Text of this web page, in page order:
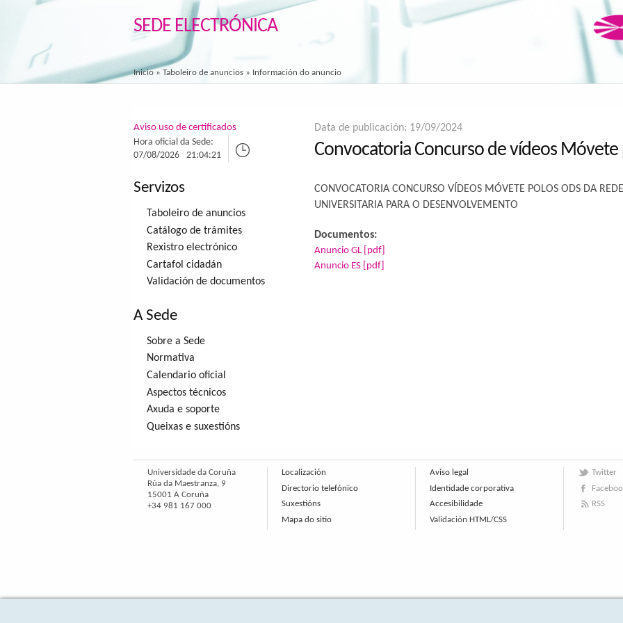
SEDE ELECTRÓNICA
Inicio» Taboleiro de anuncios » Información do anuncio
Aviso uso de certificados
Hora oficial da Sede:
07/08/2026
21:04:21
Servizos
Taboleiro de anuncios
Catálogo de trámites
Rexistro electrónico
Cartafol cidadán
Validación de documentos
A Sede
Sobre a Sede
Normativa
Calendario oficial
Aspectos técnicos
Axuda e soporte
Queixas e suxestións
Data de publicación: 19/09/2024
Convocatoria Concurso de vídeos Móvete
CONVOCATORIA CONCURSO VÍDEOS MÓVETE POLOS ODS DA
UNIVERSITARIA PARA O DESENVOLVEMENTO
Documentos:
Anuncio GL [pdf]
Anuncio ES [pdf]
Universidade da Coruña
Rúa da Maestranza, 9
15001 A Coruña
+34 981 167 000
Localización
Directorio telefónico
Suxestións
Mapa do sitio
Aviso legal
Identidade corporativa
Accesibilidade
Validación HTML/CSS
Twitter
RSS